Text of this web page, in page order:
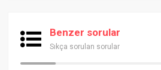
Benzer sorular
Sıkça sorulan sorular